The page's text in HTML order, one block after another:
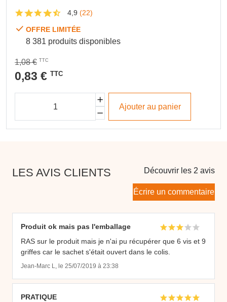
4,9 (22)
OFFRE LIMITÉE
8 381 produits disponibles
1,08 € TTC
0,83 € TTC
Ajouter au panier
LES AVIS CLIENTS Découvrir les 2 avis
Écrire un commentaire
Produit ok mais pas l'emballage
RAS sur le produit mais je n'ai pu récupérer que 6 vis et 9
griffes car le sachet s'était ouvert dans le colis.
Jean-Marc L, le 25/07/2019 à 23:38
PRATIQUE